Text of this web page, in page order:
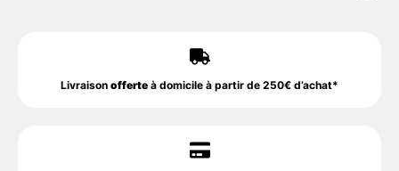
Livraison offerte à domicile à partir de 250€ d’achat*